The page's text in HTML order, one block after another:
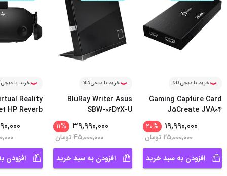
خرید با دیجی‌کالا
Gaming Capture Card
J5Create JVA04
19,990,000
%
20
25,000,000تومان
افزودن به سبد خرید
خرید با دیجی‌کالا
BluRay Writer Asus
SBW-06D2X-U
39,990,000
%
11
45,000,000تومان
افزودن به سبد خرید
خرید با
Reality
HP Reverb
افزودن